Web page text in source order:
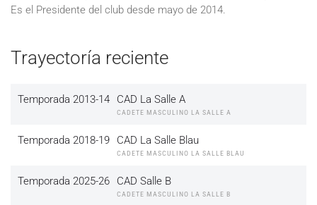
Es el Presidente del club desde mayo de 2014.
Trayectoría reciente
Temporada 2013-14 CAD La Salle A
CADETE MASCULINO LA SALLE A
Temporada 2018-19 CAD La Salle Blau
CADETE MASCULINO LA SALLE BLAU
Temporada 2025-26 CAD Salle B
CADETE MASCULINO LA SALLE B